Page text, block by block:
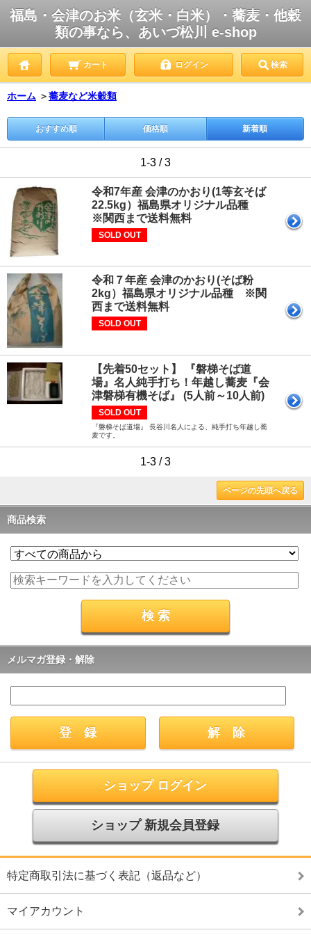
福島・会津のお米（玄米・白米）・蕎麦・他穀
類の事なら、あいづ松川 e-shop
カート ログイン 検索
ホーム ＞蕎麦など米穀類
おすすめ順 価格順 新着順
1-3 / 3
令和7年産 会津のかおり(1等玄そば
22.5kg）福島県オリジナル品種
※関西まで送料無料
SOLD OUT
令和７年産 会津のかおり(そば粉
2kg）福島県オリジナル品種 ※関
西まで送料無料
SOLD OUT
【先着50セット】 『磐梯そば道
場』名人純手打ち！年越し蕎麦『会
津磐梯有機そば』 (5人前～10人前)
SOLD OUT
『磐梯そば道場』 長谷川名人による、純手打ち年越し蕎
麦です。
1-3 / 3
ページの先頭へ戻る
商品検索
メルマガ登録・解除
ショップ ログイン
ショップ 新規会員登録
特定商取引法に基づく表記（返品など）
マイアカウント